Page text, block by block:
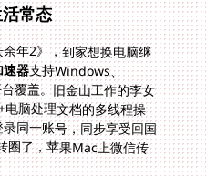
常态
年2》，到家想换电脑继
速器支持Windows、
macOS、Android、iOS全平台覆盖。旧金山工作的李女
士习惯平板看剧+手机聊微信+电脑处理文档的多线程操
作。番茄允许她在所有设备登录同一账号，同步享受回国
高速网络：“安卓手机视频不转圈了，苹果Mac上微信传